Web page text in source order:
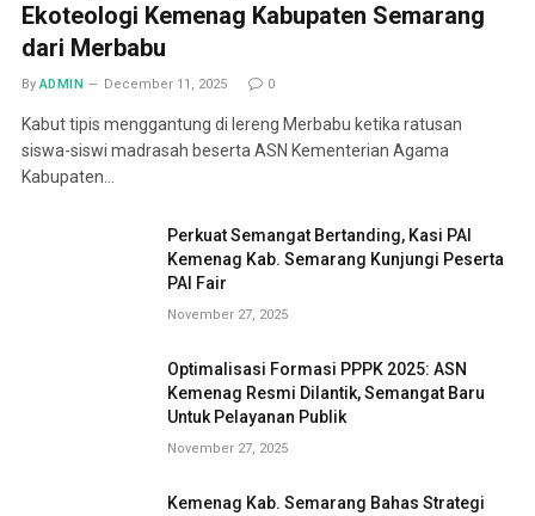
Ekoteologi Kemenag Kabupaten Semarang
dari Merbabu
By ADMIN December 11, 2025 0
Kabut tipis menggantung di lereng Merbabu ketika ratusan
siswa-siswi madrasah beserta ASN Kementerian Agama
Kabupaten…
Perkuat Semangat Bertanding, Kasi PAI
Kemenag Kab. Semarang Kunjungi Peserta
PAI Fair
November 27, 2025
Optimalisasi Formasi PPPK 2025: ASN
Kemenag Resmi Dilantik, Semangat Baru
Untuk Pelayanan Publik
November 27, 2025
Kemenag Kab. Semarang Bahas Strategi